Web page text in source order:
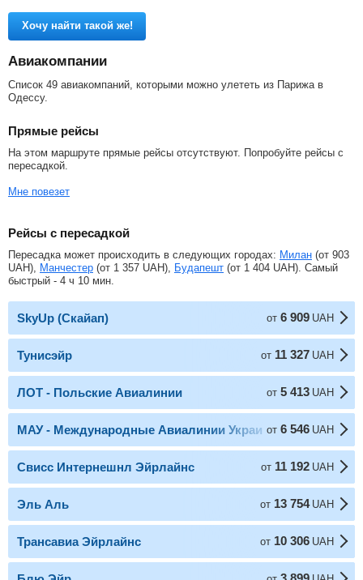
Хочу найти такой же!
Авиакомпании
Список 49 авиакомпаний, которыми можно улететь из Парижа в
Одессу.
Прямые рейсы
На этом маршруте прямые рейсы отсутствуют. Попробуйте рейсы с
пересадкой.
Мне повезет
Рейсы с пересадкой
Пересадка может происходить в следующих городах: Милан (от 903
UAH), Манчестер (от 1 357 UAH), Будапешт (от 1 404 UAH). Самый
быстрый - 4 ч 10 мин.
SkyUp (Скайап) от 6 909 UAH
Тунисэйр от 11 327 UAH
ЛОТ - Польские Авиалинии от 5 413 UAH
МАУ - Международные Авиалинии Украины
от 6 546 UAH
Свисс Интернешнл Эйрлайнс от 11 192 UAH
Эль Аль от 13 754 UAH
Трансавиа Эйрлайнс от 10 306 UAH